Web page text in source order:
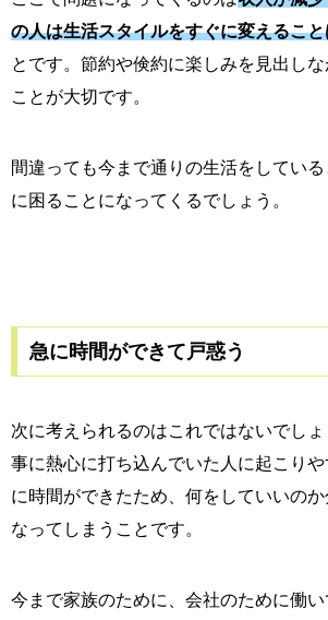
の人は生活スタイルをすぐに変えるこ
とです。節約や倹約に楽しみを見出しな
ことが大切です。
間違っても今まで通りの生活をしてい
に困ることになってくるでしょう。
急に時間ができて戸惑う
次に考えられるのはこれではないでし
事に熱心に打ち込んでいた人に起こり
に時間ができたため、何をしていいの
なってしまうことです。
今まで家族のために、会社のために働